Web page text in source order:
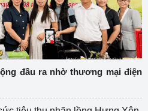
đầu ra nhờ thương mại điện